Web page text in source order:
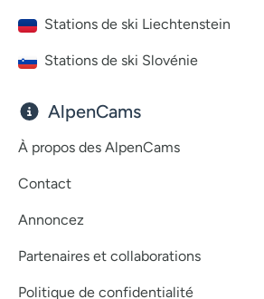
Stations de ski Liechtenstein
Stations de ski Slovénie
AlpenCams
À propos des AlpenCams
Contact
Annoncez
Partenaires et collaborations
Politique de confidentialité